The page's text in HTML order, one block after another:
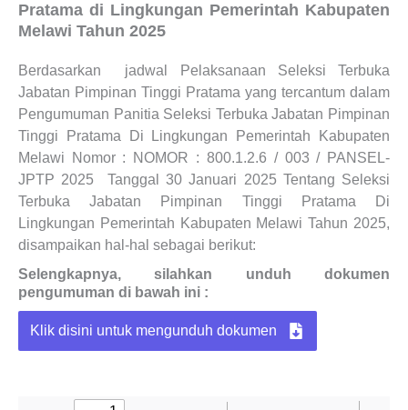
Pratama di Lingkungan Pemerintah Kabupaten
Melawi Tahun 2025
Berdasarkan jadwal Pelaksanaan Seleksi Terbuka
Jabatan Pimpinan Tinggi Pratama yang tercantum dalam
Pengumuman Panitia Seleksi Terbuka Jabatan Pimpinan
Tinggi Pratama Di Lingkungan Pemerintah Kabupaten
Melawi Nomor : NOMOR : 800.1.2.6 / 003 / PANSEL-
JPTP 2025 Tanggal 30 Januari 2025 Tentang Seleksi
Terbuka Jabatan Pimpinan Tinggi Pratama Di
Lingkungan Pemerintah Kabupaten Melawi Tahun 2025,
disampaikan hal-hal sebagai berikut:
Selengkapnya, silahkan unduh dokumen
pengumuman di bawah ini :
Klik disini untuk mengunduh dokumen